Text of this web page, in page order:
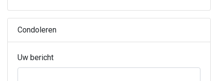
Condoleren
Uw bericht